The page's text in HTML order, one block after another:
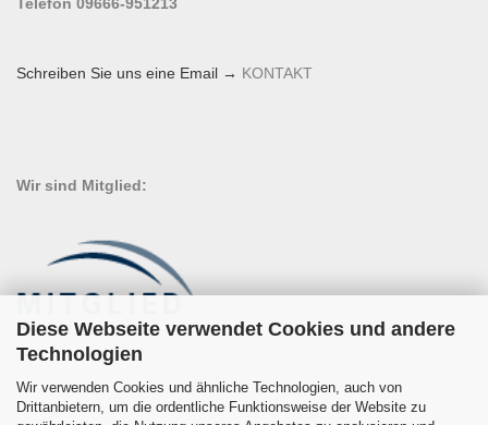
Diese Webseite verwendet Cookies und andere
Technologien
Wir verwenden Cookies und ähnliche Technologien, auch von
Drittanbietern, um die ordentliche Funktionsweise der Website zu
Schreiben Sie uns eine Email → KONTAKT
Wir sind Mitglied: